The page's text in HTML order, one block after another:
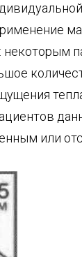
некоторым
или